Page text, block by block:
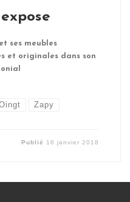
ses meubles
et originales dans son
monial
Zapy
Publié 16 janvier 2018